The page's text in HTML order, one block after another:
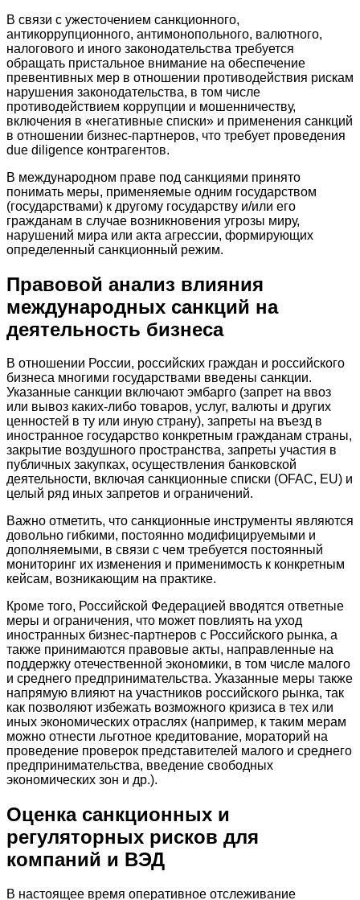
В связи с ужесточением санкционного,
антикоррупционного, антимонопольного, валютного,
налогового и иного законодательства требуется
обращать пристальное внимание на обеспечение
превентивных мер в отношении противодействия рискам
нарушения законодательства, в том числе
противодействием коррупции и мошенничеству,
включения в «негативные списки» и применения санкций
в отношении бизнес-партнеров, что требует проведения
due diligence контрагентов.
В международном праве под санкциями принято
понимать меры, применяемые одним государством
(государствами) к другому государству и/или его
гражданам в случае возникновения угрозы миру,
нарушений мира или акта агрессии, формирующих
определенный санкционный режим.
Правовой анализ влияния
международных санкций на
деятельность бизнеса
В отношении России, российских граждан и российского
бизнеса многими государствами введены санкции.
Указанные санкции включают эмбарго (запрет на ввоз
или вывоз каких-либо товаров, услуг, валюты и других
ценностей в ту или иную страну), запреты на въезд в
иностранное государство конкретным гражданам страны,
закрытие воздушного пространства, запреты участия в
публичных закупках, осуществления банковской
деятельности, включая санкционные списки (OFAC, EU) и
целый ряд иных запретов и ограничений.
Важно отметить, что санкционные инструменты являются
довольно гибкими, постоянно модифицируемыми и
дополняемыми, в связи с чем требуется постоянный
мониторинг их изменения и применимость к конкретным
кейсам, возникающим на практике.
Кроме того, Российской Федерацией вводятся ответные
меры и ограничения, что может повлиять на уход
иностранных бизнес-партнеров с Российского рынка, а
также принимаются правовые акты, направленные на
поддержку отечественной экономики, в том числе малого
и среднего предпринимательства. Указанные меры также
напрямую влияют на участников российского рынка, так
как позволяют избежать возможного кризиса в тех или
иных экономических отраслях (например, к таким мерам
можно отнести льготное кредитование, мораторий на
проведение проверок представителей малого и среднего
предпринимательства, введение свободных
экономических зон и др.).
Оценка санкционных и
регуляторных рисков для
компаний и ВЭД
В настоящее время оперативное отслеживание